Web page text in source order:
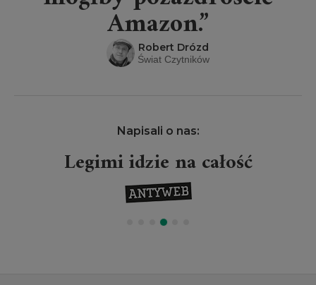
Amazon.”
Robert Drózd
Świat Czytników
Napisali o nas:
Legimi idzie na całość